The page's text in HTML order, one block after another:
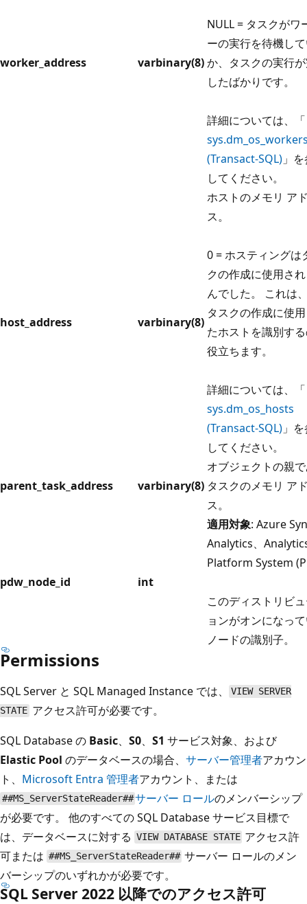
worker_address varbinary(8)
NULL = タスクがワ
ーの実行を待機し
か、タスクの実行
したばかりです。
詳細については、「
(Transact-SQL) 」
してください。
host_address varbinary(8)
ホストのメモリ ア
ス。
0 = ホスティングは
クの作成に使用さ
んでした。 これは
タスクの作成に使
たホストを識別す
役立ちます。
詳細については、「
sys.dm_os_hosts
(Transact-SQL) 」
してください。
parent_task_address varbinary(8)
オブジェクトの親
タスクのメモリ ア
ス。
pdw_node_id int
適用対象: Azure
Analytics、
Platform System
このディストリビ
ョンがオンになっ
ノードの識別子。
Permissions
SQL Server と SQL Managed Instance では、
VIEW SERVER
STATE アクセス許可が必要です。
SQL Database の Basic、 S0、 S1 サービス対象、および
Elastic Pool のデータベースの場合、 サーバー管理者アカウン
ト、 Microsoft Entra 管理者アカウント、または
##MS_ServerStateReader##サーバー ロールのメンバーシップ
が必要です。 他のすべての SQL Database サービス目標で
は、データベースに対する VIEW DATABASE STATE アクセス許
可または ##MS_ServerStateReader## サーバー ロールのメン
バーシップのいずれかが必要です。
SQL Server 2022 以降でのアクセス許可